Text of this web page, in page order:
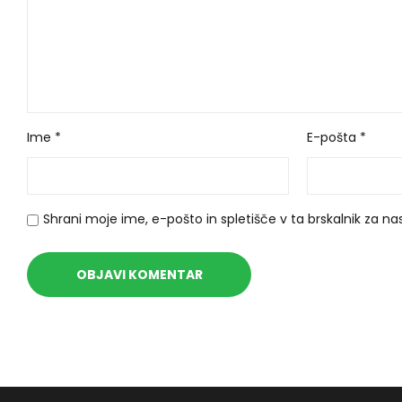
Ime * E-pošta *
Shrani moje ime, e-pošto in spletišče v ta brskalnik za